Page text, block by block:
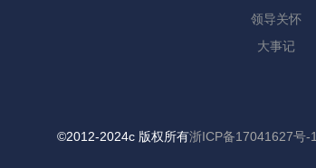
领导关怀
大事记
©2012-2024c 版权所有浙ICP备17041627号-1